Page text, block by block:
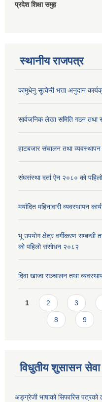
प्रदेश शिक्षा समुह
स्थानीय राजपत्र
कामुधेनु सुत्केरी भत्ता अनुदान
सार्वजनिक लेखा समिति गठन तथा
हाटबजार संचालन तथा व्यवस्थापन
संघसंस्था दर्ता ऐन २०८० को
मर्यादित महिनावारी व्यवस्थापन
भू उपयोग क्षेत्र वर्गीकरण
को पहिलो संसोधन २०८२
दिवा खाजा सञ्चालन तथा
Pages
1 2 3
8 9
विधुतीय शुसासन सेवा
अङ्ग्रेजी भाषाको सिफारिस पत्रको